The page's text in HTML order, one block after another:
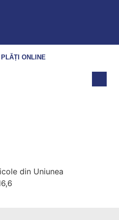
PLĂȚI ONLINE
din Uniunea